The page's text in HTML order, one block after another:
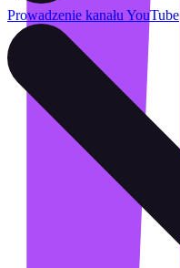
Prowadzenie kanału YouTube